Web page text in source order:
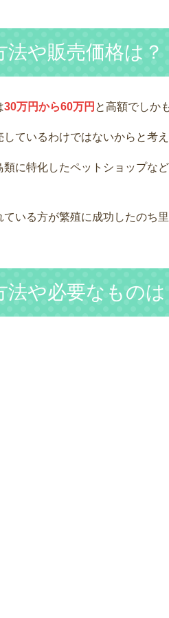
法や販売価格は？
30万円から60万円 と高額でしか
しているわけではないからと考
類に特化したペットショップな
ている方が繁殖に成功したのち
法や必要なもの